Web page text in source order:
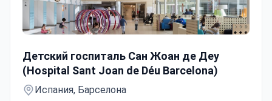
Детский госпиталь Сан Жоан де Деу
(Hospital Sant Joan de Déu Barcelona)
Испания, Барселона